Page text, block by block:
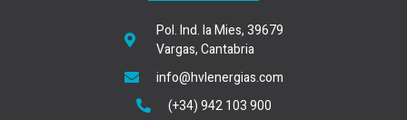
Pol. Ind. la Mies, 39679
Vargas, Cantabria
info@hvlenergias.com
(+34) 942 103 900